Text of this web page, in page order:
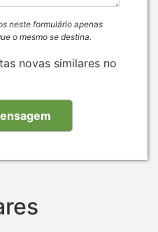
neste formulário apenas
o mesmo se destina.
novas similares no